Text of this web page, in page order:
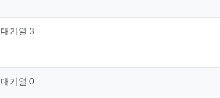
대기열 3
대기열 0